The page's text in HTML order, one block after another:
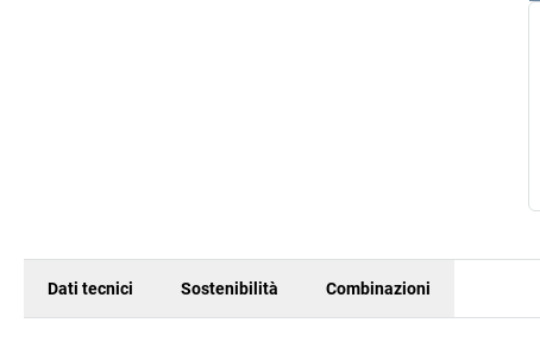
Dati tecnici Sostenibilità Combinazioni